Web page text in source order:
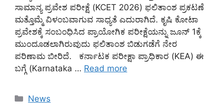
ಸಾಮಾನ್ಯ ಪ್ರವೇಶ ಪರೀಕ್ಷೆ (KCET 2026) ಫಲಿತಾಂಶ ಪ್ರಕಟಣೆ
ಮತ್ತೊಮ್ಮೆ ವಿಳಂಬವಾಗುವ ಸಾಧ್ಯತೆ ಎದುರಾಗಿದೆ. ಕೃಷಿ ಕೋಟಾ
ಪ್ರವೇಶಕ್ಕೆ ಸಂಬಂಧಿಸಿದ ಪ್ರಾಯೋಗಿಕ ಪರೀಕ್ಷೆಯನ್ನು ಜೂನ್ 1ಕ್ಕೆ
ಮುಂದೂಡಲಾಗಿರುವುದು ಫಲಿತಾಂಶ ಬಿಡುಗಡೆಗೆ ನೇರ
ಪರಿಣಾಮ ಬೀರಿದೆ. ಕರ್ನಾಟಕ ಪರೀಕ್ಷಾ ಪ್ರಾಧಿಕಾರ (KEA) ಈ
ಬಗ್ಗೆ (Karnataka … Read more
Categories
News